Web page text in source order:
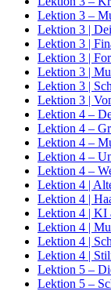
Lektion 3 –
Lektion 3 |
Lektion 3 |
Lektion 3 |
Lektion 3 |
Lektion 3 |
Lektion 3 |
Lektion 4 –
Lektion 4 –
Lektion 4 –
Lektion 4 –
Lektion 4 –
Lektion 4 |
Lektion 4 |
Lektion 4 | KI
Lektion 4 |
Lektion 4 |
Lektion 4 |
Lektion 5 –
Lektion 5 –